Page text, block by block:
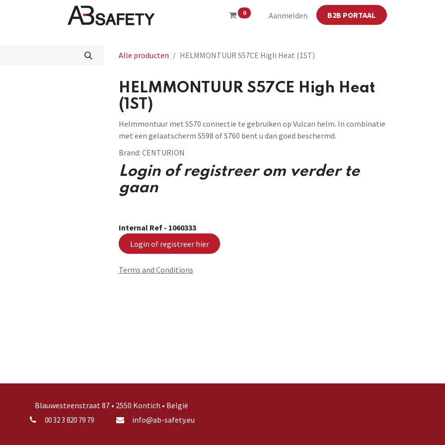
0 Aanmelden B2B PORTAAL
Winkel CE
Alle producten HELMMONTUUR S57CE High Heat (1ST)
HELMMONTUUR S57CE High Heat
(1ST)
Helmmontuur met S570 connectie te gebruiken op Vulcan helm. In combinatie
met een gelaatscherm S598 of S760 bent u dan goed beschermd.
Brand: CENTURION
Login of registreer om verder te
gaan
Internal Ref - 1060333
Login of registreer hier
Terms and Conditions
Blauwesteenstraat 87 • 2550 Kontich • België
00 32 3 820 79 79 info@ab-safety.eu